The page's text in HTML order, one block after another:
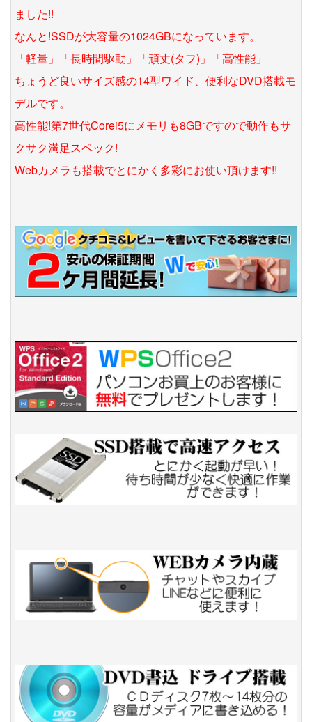
ました!!
なんと!SSDが大容量の1024GBになっています。
「軽量」「長時間駆動」「頑丈(タフ)」「高性能」
ちょうど良いサイズ感の14型ワイド、便利なDVD搭載モ
デルです。
高性能!第7世代Corei5にメモリも8GBですので動作もサ
クサク満足スペック!
Webカメラも搭載でとにかく多彩にお使い頂けます!!